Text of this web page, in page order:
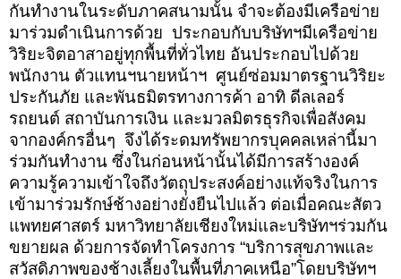
กันทำงานในระดับภาคสนามนั้น จำจะต้องมีเครือข่าย
มาร่วมดำเนินการด้วย ประกอบกับบริษัทฯมีเครือข่าย
วิริยะจิตอาสาอยู่ทุกพื้นที่ทั่วไทย อันประกอบไปด้วย
พนักงาน ตัวแทนฯนายหน้าฯ ศูนย์ซ่อมมาตรฐานวิริยะ
ประกันภัย และพันธมิตรทางการค้า อาทิ ดีลเลอร์
รถยนต์ สถาบันการเงิน และมวลมิตรธุรกิจเพื่อสังคม
จากองค์กรอื่นๆ จึงได้ระดมทรัพยากรบุคคลเหล่านี้มา
ร่วมกันทำงาน ซึ่งในก่อนหน้านั้นได้มีการสร้างองค์
ความรู้ความเข้าใจถึงวัตถุประสงค์อย่างแท้จริงในการ
เข้ามาร่วมรักษ์ช้างอย่างยั่งยืนไปแล้ว ต่อเมื่อคณะสัตว
แพทยศาสตร์ มหาวิทยาลัยเชียงใหม่และบริษัทฯร่วมกัน
ขยายผล ด้วยการจัดทำโครงการ “บริการสุขภาพและ
สวัสดิภาพของช้างเลี้ยงในพื้นที่ภาคเหนือ”โดยบริษัทฯ